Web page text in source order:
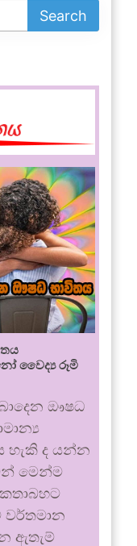
වෛද්‍ය රූමි
ඖෂධ
හැකි ද යන්න
මෙන්ම
වර්තමාන
ඇතැම්